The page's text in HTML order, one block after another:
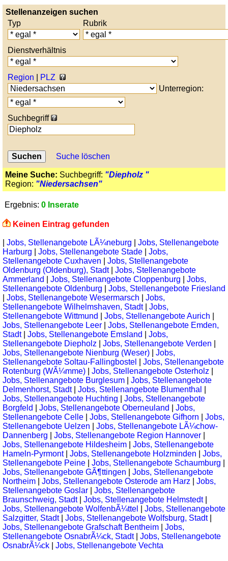
Stellenanzeigen suchen
Typ
Rubrik
Dienstverhältnis
Region
PLZ
Unterregion:
Suchbegriff
Suche löschen
Meine Suche: Suchbegriff: "Diepholz "
Region: "Niedersachsen"
Ergebnis: 0 Inserate
Keinen Eintrag gefunden
Jobs, Stellenangebote LÃ¼neburg
Jobs, Stellenangebote
Harburg
Jobs, Stellenangebote Stade
Jobs,
Stellenangebote Cuxhaven
Jobs, Stellenangebote
Oldenburg (Oldenburg), Stadt| Jobs, Stellenangebote
Ammerland
Jobs, Stellenangebote Cloppenburg
Jobs,
Stellenangebote Oldenburg
Jobs, Stellenangebote Friesland
Jobs, Stellenangebote Wesermarsch
Jobs,
Stellenangebote Wilhelmshaven, Stadt| Jobs,
Stellenangebote Wittmund
Jobs, Stellenangebote Aurich
Jobs, Stellenangebote Leer
Jobs, Stellenangebote Emden,
Stadt| Jobs, Stellenangebote Emsland
Jobs,
Stellenangebote Diepholz
Jobs, Stellenangebote Verden
Jobs, Stellenangebote Nienburg (Weser)
Jobs,
Stellenangebote Soltau-Fallingbostel
Jobs, Stellenangebote
Rotenburg (WÃ¼mme)
Jobs, Stellenangebote Osterholz
Jobs, Stellenangebote Burglesum
Jobs, Stellenangebote
Delmenhorst, Stadt| Jobs, Stellenangebote Blumenthal
Jobs, Stellenangebote Huchting
Jobs, Stellenangebote
Borgfeld
Jobs, Stellenangebote Oberneuland
Jobs,
Stellenangebote Celle
Jobs, Stellenangebote Gifhorn
Jobs,
Stellenangebote Uelzen
Jobs, Stellenangebote LÃ¼chow-
Dannenberg
Jobs, Stellenangebote Region Hannover
Jobs, Stellenangebote Hildesheim
Jobs, Stellenangebote
Hameln-Pyrmont| Jobs, Stellenangebote Holzminden
Jobs,
Stellenangebote Peine
Jobs, Stellenangebote Schaumburg
Jobs, Stellenangebote GÃ¶ttingen
Jobs, Stellenangebote
Northeim
Jobs, Stellenangebote Osterode am Harz
Jobs,
Stellenangebote Goslar
Jobs, Stellenangebote
Braunschweig, Stadt| Jobs, Stellenangebote Helmstedt|
Jobs, Stellenangebote WolfenbÃ¼ttel
Jobs, Stellenangebote
Salzgitter, Stadt| Jobs, Stellenangebote Wolfsburg, Stadt|
Jobs, Stellenangebote Grafschaft Bentheim
Jobs,
Stellenangebote OsnabrÃ¼ck, Stadt| Jobs, Stellenangebote
OsnabrÃ¼ck
Jobs, Stellenangebote Vechta